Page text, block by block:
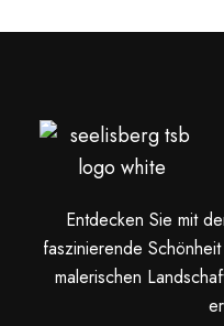
Entdecken Sie mit
faszinierende
malerischen